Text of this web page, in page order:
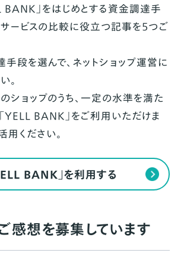
BANK」をはじめとする資金調達手
ービスの比較に役立つ記事を5つご
段を選んで、ネットショップ運営に
。
ショップのうち、一定の水準を満た
YELL BANK」をご利用いただけま
用ください。
BANK」を利用する
感想を募集しています